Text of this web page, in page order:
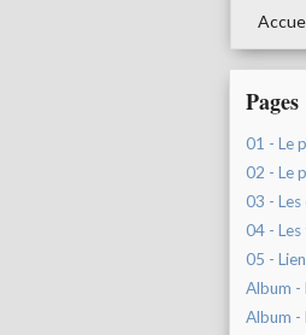
Pages
01 - Le
02 - Le
03 -
04 -
05 -
Album -
Album -